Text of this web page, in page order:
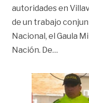
autoridades en
de un trabajo
Nacional, el Gaula
Nación. De…